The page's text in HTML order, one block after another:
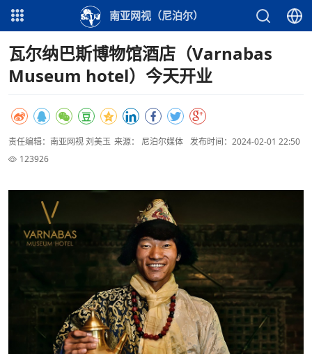
南亚网视（尼泊尔）
瓦尔纳巴斯博物馆酒店（Varnabas
Museum hotel）今天开业
责任编辑：南亚网视 刘美玉 来源： 尼泊尔媒体 发布时间：2024-02-01 22:50
123926